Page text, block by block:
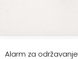
Alarm za održavanje